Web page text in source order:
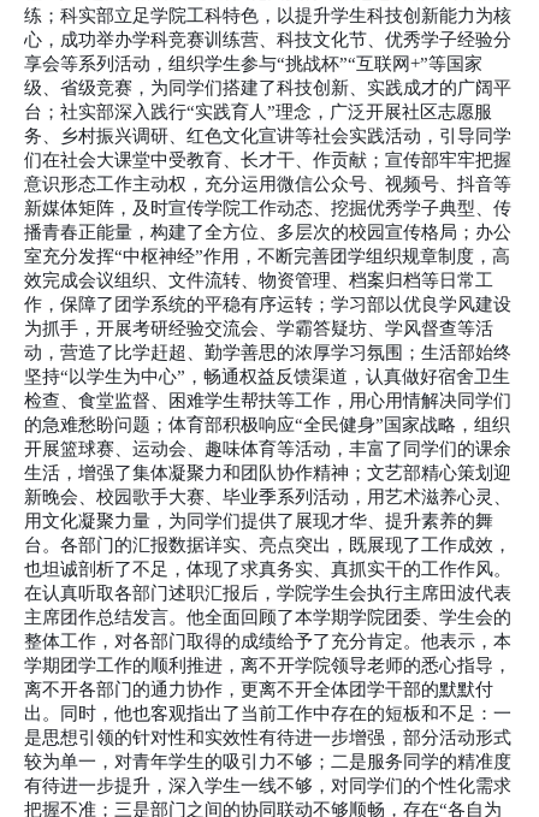
练；科实部立足学院工科特色，以提升学生科技创新能力为核
心，成功举办学科竞赛训练营、科技文化节、优秀学子经验分
享会等系列活动，组织学生参与“挑战杯”“互联网+”等国家
级、省级竞赛，为同学们搭建了科技创新、实践成才的广阔平
台；社实部深入践行“实践育人”理念，广泛开展社区志愿服
务、乡村振兴调研、红色文化宣讲等社会实践活动，引导同学
们在社会大课堂中受教育、长才干、作贡献；宣传部牢牢把握
意识形态工作主动权，充分运用微信公众号、视频号、抖音等
新媒体矩阵，及时宣传学院工作动态、挖掘优秀学子典型、传
播青春正能量，构建了全方位、多层次的校园宣传格局；办公
室充分发挥“中枢神经”作用，不断完善团学组织规章制度，高
效完成会议组织、文件流转、物资管理、档案归档等日常工
作，保障了团学系统的平稳有序运转；学习部以优良学风建设
为抓手，开展考研经验交流会、学霸答疑坊、学风督查等活
动，营造了比学赶超、勤学善思的浓厚学习氛围；生活部始终
坚持“以学生为中心”，畅通权益反馈渠道，认真做好宿舍卫生
检查、食堂监督、困难学生帮扶等工作，用心用情解决同学们
的急难愁盼问题；体育部积极响应“全民健身”国家战略，组织
开展篮球赛、运动会、趣味体育等活动，丰富了同学们的课余
生活，增强了集体凝聚力和团队协作精神；文艺部精心策划迎
新晚会、校园歌手大赛、毕业季系列活动，用艺术滋养心灵、
用文化凝聚力量，为同学们提供了展现才华、提升素养的舞
台。各部门的汇报数据详实、亮点突出，既展现了工作成效，
也坦诚剖析了不足，体现了求真务实、真抓实干的工作作风。
在认真听取各部门述职汇报后，学院学生会执行主席田波代表
主席团作总结发言。他全面回顾了本学期学院团委、学生会的
整体工作，对各部门取得的成绩给予了充分肯定。他表示，本
学期团学工作的顺利推进，离不开学院领导老师的悉心指导，
离不开各部门的通力协作，更离不开全体团学干部的默默付
出。同时，他也客观指出了当前工作中存在的短板和不足：一
是思想引领的针对性和实效性有待进一步增强，部分活动形式
较为单一，对青年学生的吸引力不够；二是服务同学的精准度
有待进一步提升，深入学生一线不够，对同学们的个性化需求
把握不准；三是部门之间的协同联动不够顺畅，存在“各自为